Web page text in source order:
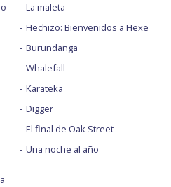
La maleta
Hechizo: Bienvenidos a Hexe
Burundanga
Whalefall
Karateka
Digger
El final de Oak Street
Una noche al año